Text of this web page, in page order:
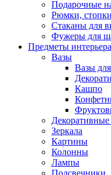
Подарочные
Рюмки,
Стаканы для
Фужеры для
Предметы интерьера
Вазы
Вазы
Кашпо
Зеркала
Картины
Колонны
Лампы
Подсвечники